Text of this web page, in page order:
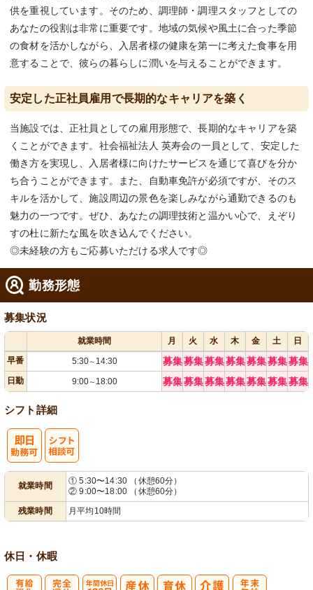
供を重視しています。そのため、調理師・調理スタッフとしての
あなたの役割は非常に重要です。地域の気候や風土に合った季節
の食材を活かしながら、入居者様の健康を第一に考えた食事を用
意することで、彼らの暮らしに潤いを与えることができます。
安定した正社員雇用で長期的なキャリアを築く
当施設では、正社員としての雇用形態で、長期的なキャリアを築
くことができます。社会福祉法人 英寿会の一員として、安定した
働き方を実現し、入居者様に向けたサービスを通じて喜びを分か
ち合うことができます。また、自動車免許が必須ですが、そのス
キルを活かして、施設周辺の景色を楽しみながら通勤できるのも
魅力の一つです。ぜひ、あなたの調理技術と温かい心で、えぞり
すの杜に新たな風を吹き込んでください。
◎未経験の方もご応募いただける求人です◎
勤務形態
募集状況
就業時間 月 火 水 木 金 土
日
早番
5:30～ 14:30 募集募集募集募集募集募集募集
日勤 9:00～ 18:00 募集募集募集募集募集募集募集
シフト詳細
就業時間
① 5:30〜14:30 （休憩60分）
② 9:00〜18:00 （休憩60分）
残業時間
月平均10時間
休日・休暇